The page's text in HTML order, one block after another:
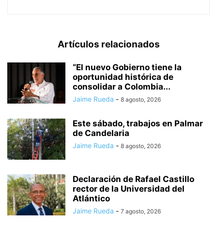
Artículos relacionados
“El nuevo Gobierno tiene la
oportunidad histórica de
consolidar a Colombia...
Jaime Rueda - 8 agosto, 2026
Este sábado, trabajos en Palmar
de Candelaria
Jaime Rueda - 8 agosto, 2026
Declaración de Rafael Castillo
rector de la Universidad del
Atlántico
Jaime Rueda - 7 agosto, 2026